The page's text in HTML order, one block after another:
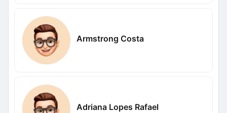
Armstrong Costa
Adriana Lopes Rafael